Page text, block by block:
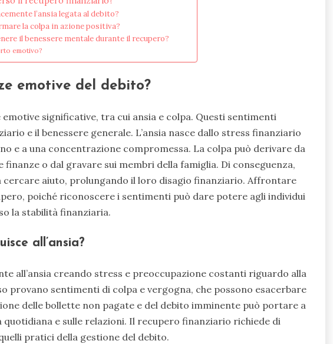
l’ansia legata al debito?
la colpa in azione positiva?
il benessere mentale durante il recupero?
emotivo?
emotive del debito?
significative, tra cui ansia e colpa. Questi sentimenti
e il benessere generale. L’ansia nasce dallo stress finanziario
e a una concentrazione compromessa. La colpa può derivare da
o dal gravare sui membri della famiglia. Di conseguenza,
cercare aiuto, prolungando il loro disagio finanziario. Affrontare
poiché riconoscere i sentimenti può dare potere agli individui
la stabilità finanziaria.
all’ansia?
all’ansia creando stress e preoccupazione costanti riguardo alla
provano sentimenti di colpa e vergogna, che possono esacerbare
delle bollette non pagate e del debito imminente può portare a
quotidiana e sulle relazioni. Il recupero finanziario richiede di
pratici della gestione del debito.